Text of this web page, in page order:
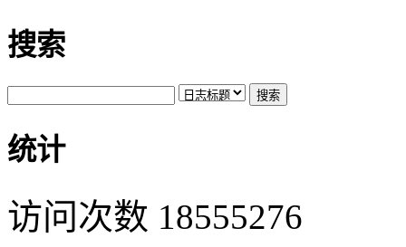
搜索
统计
访问次数 18555276